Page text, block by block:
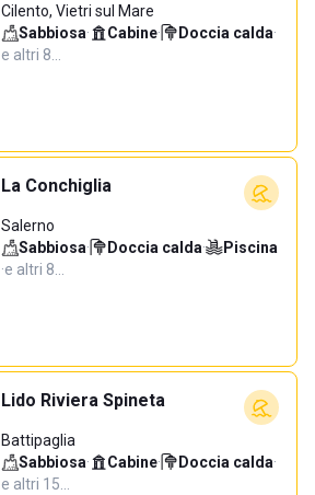
Cilento, Vietri sul Mare
Sabbiosa· Cabine· Doccia calda·
e altri 8…
La Conchiglia
Salerno
Sabbiosa· Doccia calda·
Piscina
·e altri 8…
Lido Riviera Spineta
Battipaglia
Sabbiosa· Cabine· Doccia calda·
e altri 15…